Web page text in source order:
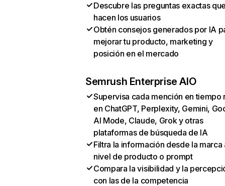
Descubre las preguntas exactas
hacen los usuarios
Obtén consejos generados por IA
mejorar tu producto, marketing y
posición en el mercado
Semrush Enterprise AIO
Supervisa cada mención en tiempo
en ChatGPT, Perplexity, Gemini,
AI Mode, Claude, Grok y otras
plataformas de búsqueda de IA
Filtra la información desde la marca
nivel de producto o prompt
Compara la visibilidad y la
con las de la competencia